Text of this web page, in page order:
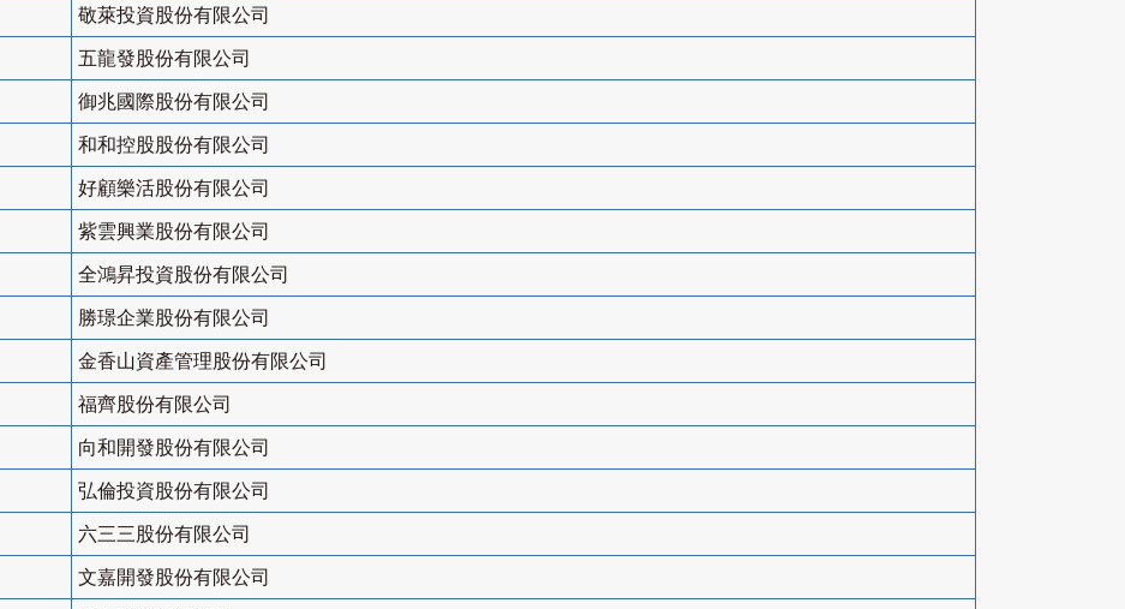
敬萊投資股份有限公司
五龍發股份有限公司
御兆國際股份有限公司
和和控股股份有限公司
好顧樂活股份有限公司
紫雲興業股份有限公司
全鴻昇投資股份有限公司
勝璟企業股份有限公司
金香山資產管理股份有限公司
福齊股份有限公司
向和開發股份有限公司
弘倫投資股份有限公司
六三三股份有限公司
文嘉開發股份有限公司